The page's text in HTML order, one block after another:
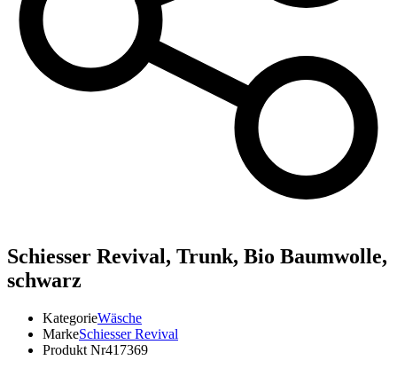
Schiesser Revival, Trunk, Bio Baumwolle,
schwarz
KategorieWäsche
MarkeSchiesser Revival
Produkt Nr417369